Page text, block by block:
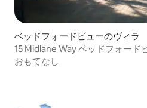
ベッドフォードビューのヴィラ
15 Midlane Way ベッドフォード
泊先）
おもてなし